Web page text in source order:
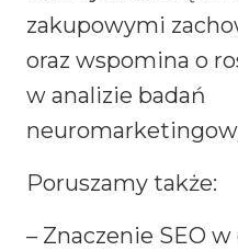
zakupowymi
oraz wspomina o
w analizie badań
Poruszamy także:
– Znaczenie SEO